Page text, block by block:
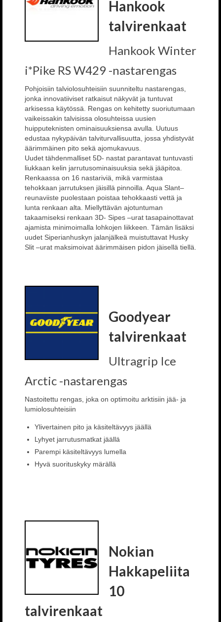
Hankook
talvirenkaat
Hankook Winter
i*Pike RS W429 -nastarengas
Pohjoisiin talviolosuhteisiin suunniteltu nastarengas,
jonka innovatiiviset ratkaisut näkyvät ja tuntuvat
arkisessa käytössä. Rengas on kehitetty suoriutumaan
vaikeissakin talvisissa olosuhteissa uusien
huipputeknisten ominaisuuksiensa avulla. Uutuus
edustaa nykypäivän talviturvallisuutta, jossa yhdistyvät
äärimmäinen pito sekä ajomukavuus.
Uudet tähdenmalliset 5D- nastat parantavat tuntuvasti
liukkaan kelin jarrutusominaisuuksia sekä jääpitoa.
Renkaassa on 16 nastariviä, mikä varmistaa
tehokkaan jarrutuksen jäisillä pinnoilla. Aqua Slant–
reunaviiste puolestaan poistaa tehokkaasti vettä ja
lunta renkaan alta. Miellyttävän ajotuntuman
takaamiseksi renkaan 3D- Sipes –urat tasapainottavat
ajamista minimoimalla lohkojen liikkeen. Tämän lisäksi
uudet Siperianhuskyn jalanjälkeä muistuttavat Husky
Slit –urat maksimoivat äärimmäisen pidon jäisellä tiellä.
Goodyear
talvirenkaat
Ultragrip Ice
Arctic -nastarengas
Nastoitettu rengas, joka on optimoitu arktisiin jää- ja
lumiolosuhteisiin
Ylivertainen pito ja käsiteltävyys jäällä
Lyhyet jarrutusmatkat jäällä
Parempi käsiteltävyys lumella
Hyvä suorituskyky märällä
Nokian
Hakkapeliita
10
talvirenkaat